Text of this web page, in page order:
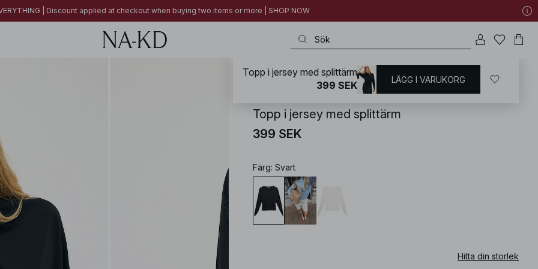
| Discount applied at checkout when buying two items or more | SHOP NOW
Vardagstoppar
Topp i jersey med splittärm
399 SEK
Färg: Svart
Hitta din storlek
Topp i jersey med splittärm
399 SEK
LÄGG I VARUKORG